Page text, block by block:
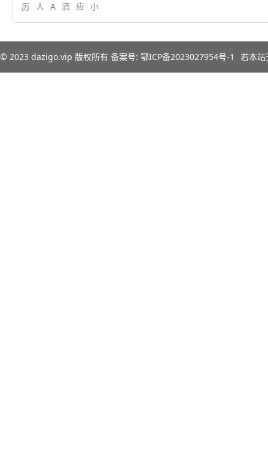
厉 人 A 酒 应 小
© 2023 dazigo.vip 版权所有 备案号: 鄂ICP备2023027954号-1 若本